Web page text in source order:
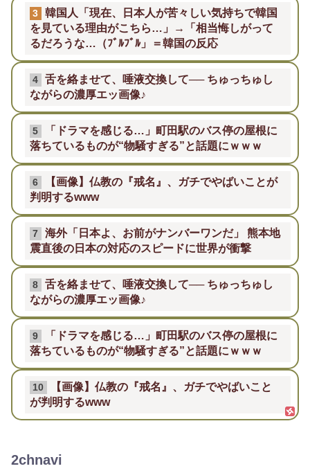
3
韓国人「現在、日本人が苦々しい気持ちで韓国
を見ている理由がこちら…」→「相当悔しがって
るだろうな…（ﾌﾞﾙﾌﾞﾙ」＝韓国の反応
4
舌を絡ませて、唾液交換して── ちゅっちゅし
ながらの濃厚エッ画像♪
5
「ドラマを感じる…」町田駅のバス停の屋根に
落ちているものが“物騒すぎる”と話題にｗｗｗ
6
【画像】仏教の『戒名』、ガチでやばいことが
判明するwww
7
海外「日本よ、お前がナンバーワンだ」 熊本地
震直後の日本の対応のスピードに世界が衝撃
8
舌を絡ませて、唾液交換して── ちゅっちゅし
ながらの濃厚エッ画像♪
9
「ドラマを感じる…」町田駅のバス停の屋根に
落ちているものが“物騒すぎる”と話題にｗｗｗ
10
【画像】仏教の『戒名』、ガチでやばいこと
が判明するwww
2chnavi